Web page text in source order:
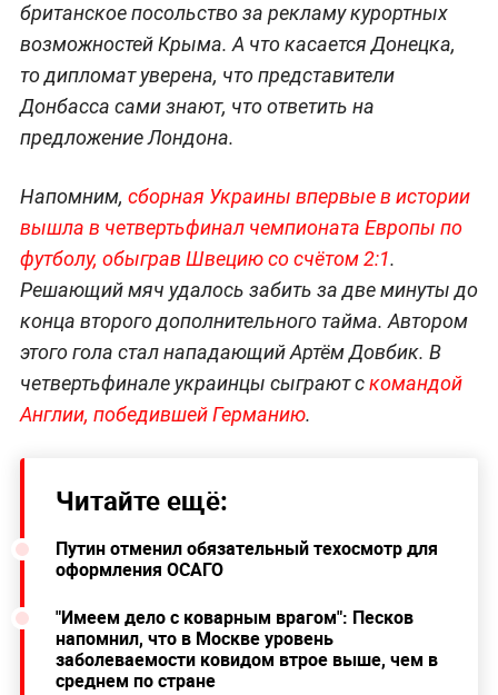
британское посольство за рекламу курортных
возможностей Крыма. А что касается Донецка,
то дипломат уверена, что представители
Донбасса сами знают, что ответить на
предложение Лондона.
Напомним, сборная Украины впервые в истории
вышла в четвертьфинал чемпионата Европы по
футболу, обыграв Швецию со счётом 2:1.
Решающий мяч удалось забить за две минуты до
конца второго дополнительного тайма. Автором
этого гола стал нападающий Артём Довбик. В
четвертьфинале украинцы сыграют скомандой
Англии, победившей Германию.
Читайте ещё:
Путин отменил обязательный техосмотр для
оформления ОСАГО
"Имеем дело с коварным врагом": Песков
напомнил, что в Москве уровень
заболеваемости ковидом втрое выше, чем в
среднем по стране